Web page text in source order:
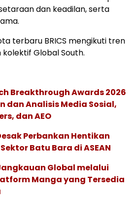
dan keadilan, serta
terbaru BRICS mengikuti tren
Global South.
Breakthrough Awards 2026
dan Analisis Media Sosial,
dan AEO
Perbankan Hentikan
Batu Bara di ASEAN
Global melalui
Manga yang Tersedia